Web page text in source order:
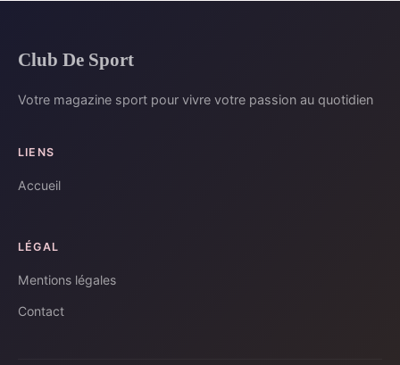
Club De Sport
Votre magazine sport pour vivre votre passion au quotidien
LIENS
Accueil
LÉGAL
Mentions légales
Contact